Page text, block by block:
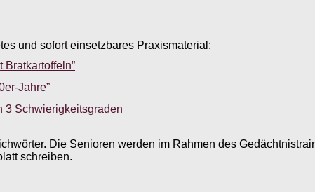
und sofort einsetzbares Praxismaterial:
Bratkartoffeln”
Jahre”
3 Schwierigkeitsgraden
Die Senioren werden im Rahmen des
schreiben.